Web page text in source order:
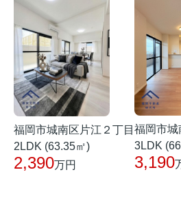
福岡市城南区片江２丁目
2LDK (63.35㎡)
2,390万円
福岡市城
3LDK
3,190